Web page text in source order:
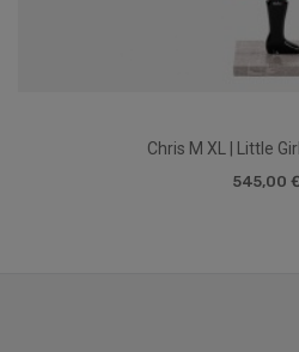
Chris M XL | Little
545,00